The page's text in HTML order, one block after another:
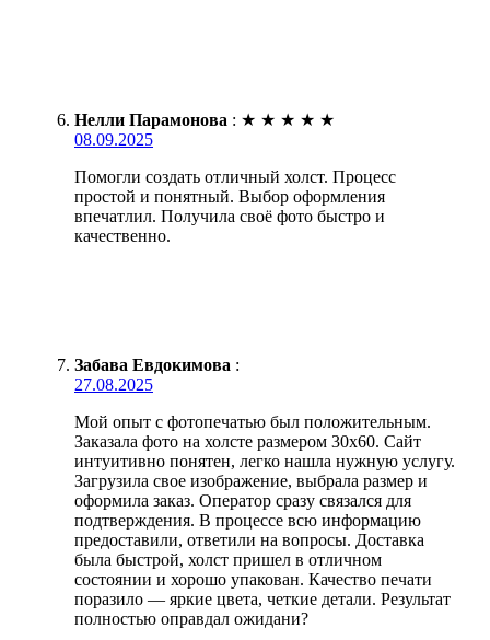
Нелли Парамонова : ★ ★ ★ ★ ★
08.09.2025
Помогли создать отличный холст. Процесс
простой и понятный. Выбор оформления
впечатлил. Получила своё фото быстро и
качественно.
Забава Евдокимова :
27.08.2025
Мой опыт с фотопечатью был положительным.
Заказала фото на холсте размером 30х60. Сайт
интуитивно понятен, легко нашла нужную услугу.
Загрузила свое изображение, выбрала размер и
оформила заказ. Оператор сразу связался для
подтверждения. В процессе всю информацию
предоставили, ответили на вопросы. Доставка
была быстрой, холст пришел в отличном
состоянии и хорошо упакован. Качество печати
поразило — яркие цвета, четкие детали. Результат
полностью оправдал ожидани?